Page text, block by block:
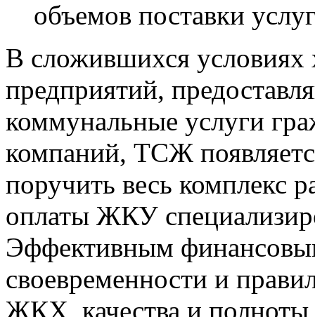
объемов поставки
В сложившихся условиях
предприятий,
коммунальные услуги
компаний, ТСЖ
поручить весь комплекс
оплаты ЖКУ
Эффективным
своевременности и
ЖКХ, качества и полноты